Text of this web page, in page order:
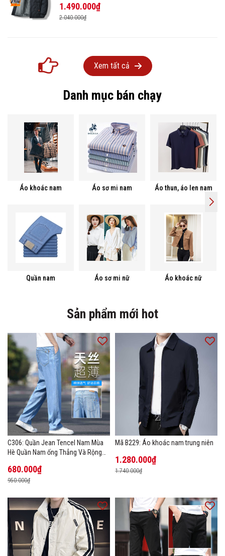
1.490.000₫
2.040.000₫
Xem tất cả
Danh mục bán chạy
Áo khoác nam Áo sơ mi nam Áo thun, áo len nam
Quần nam Áo sơ mi nữ Áo khoác nữ
Sản phẩm mới hot
C306: Quần Jean Tencel Nam Mùa
Hè Quần Nam ống Thẳng Và Rộng
680.000₫
950.000₫
Mã B229: Áo khoác nam trung niên
1.280.000₫
1.740.000₫